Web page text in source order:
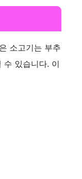
소고기는 부추
수 있습니다. 이